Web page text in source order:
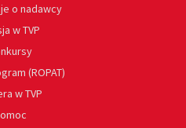
o nadawcy
w TVP
(ROPAT)
w TVP